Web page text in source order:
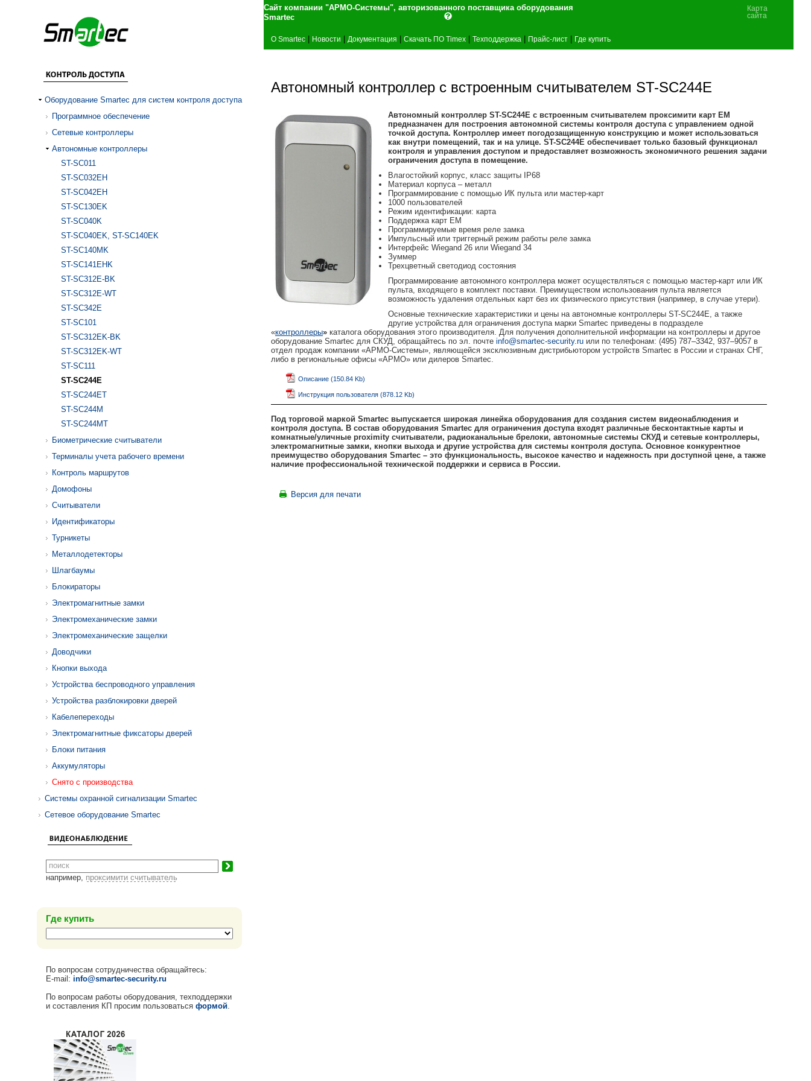
Сайт компании "АРМО-Системы", авторизованного поставщика оборудования
Smartec
Карта
сайта
О Smartec Новости Документация Скачать ПО Timex Техподдержка Прайс-лист Где купить
Оборудование Smartec для систем контроля доступа
Программное обеспечение
Сетевые контроллеры
Автономные контроллеры
ST-SC011
ST-SC032EH
ST-SC042EH
ST-SC130EK
ST-SC040K
ST-SC040EK, ST-SC140EK
ST-SC140MK
ST-SC141EHK
ST-SC312E-BK
ST-SC312E-WT
ST-SC342E
ST-SC101
ST-SC312EK-BK
ST-SC312EK-WT
ST-SC111
ST-SC244E
ST-SC244ET
ST-SC244M
ST-SC244MT
Биометрические считыватели
Терминалы учета рабочего времени
Контроль маршрутов
Домофоны
Считыватели
Идентификаторы
Турникеты
Металлодетекторы
Шлагбаумы
Блокираторы
Электромагнитные замки
Электромеханические замки
Электромеханические защелки
Доводчики
Кнопки выхода
Устройства беспроводного управления
Устройства разблокировки дверей
Кабелепереходы
Электромагнитные фиксаторы дверей
Блоки питания
Аккумуляторы
Снято с производства
Системы охранной сигнализации Smartec
Сетевое оборудование Smartec
например, проксимити считыватель
Где купить
По вопросам сотрудничества обращайтесь:
E-mail: info@smartec-security.ru
По вопросам работы оборудования, техподдержки
и составления КП просим пользоваться формой
Автономный контроллер с встроенным считывателем ST-SC244E
Автономный контроллер ST-SC244E с встроенным считывателем проксимити карт EM
предназначен для построения автономной системы контроля доступа с управлением одной
точкой доступа. Контроллер имеет погодозащищенную конструкцию и может использоваться
как внутри помещений, так и на улице. ST-SC244E обеспечивает только базовый функционал
контроля и управления доступом и предоставляет возможность экономичного решения задачи
ограничения доступа в помещение.
Влагостойкий корпус, класс защиты IP68
Материал корпуса – металл
Программирование с помощью ИК пульта или мастер-карт
1000 пользователей
Режим идентификации: карта
Поддержка карт EM
Программируемые время реле замка
Импульсный или триггерный режим работы реле замка
Интерфейс Wiegand 26 или Wiegand 34
Зуммер
Трехцветный светодиод состояния
Программирование автономного контроллера может осуществляться с помощью мастер-карт или ИК
пульта, входящего в комплект поставки. Преимуществом использования пульта является
возможность удаления отдельных карт без их физического присутствия (например, в случае утери).
Основные технические характеристики и цены на автономные контроллеры ST-SC244E, а также
другие устройства для ограничения доступа марки Smartec приведены в подразделе
«контроллеры» каталога оборудования этого производителя. Для получения дополнительной информации на контроллеры и другое
оборудование Smartec для СКУД, обращайтесь по эл. почте info@smartec-security.ru или по телефонам: (495) 787–3342, 937–9057 в
отдел продаж компании «АРМО-Системы», являющейся эксклюзивным дистрибьютором устройств Smartec в России и странах СНГ,
либо в региональные офисы «АРМО» или дилеров Smartec.
Описание (150.84 Kb)
Инструкция пользователя (878.12 Kb)
Под торговой маркой Smartec выпускается широкая линейка оборудования для создания систем видеонаблюдения и
контроля доступа. В состав оборудования Smartec для ограничения доступа входят различные бесконтактные карты и
комнатные/уличные proximity считыватели, радиоканальные брелоки, автономные системы СКУД и сетевые контроллеры,
электромагнитные замки, кнопки выхода и другие устройства для системы контроля доступа. Основное конкурентное
преимущество оборудования Smartec – это функциональность, высокое качество и надежность при доступной цене, а также
наличие профессиональной технической поддержки и сервиса в России.
Версия для печати